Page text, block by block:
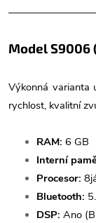
Model S9006
Výkonná varianta
rychlost, kvalitní
RAM: 6 GB
Interní
Procesor:
Bluetooth:
DSP: Ano